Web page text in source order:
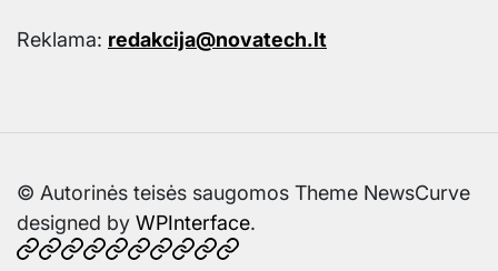
Reklama: redakcija@novatech.lt
© Autorinės teisės saugomos Theme NewsCurve
designed by WPInterface.
Pradžia
Technologijos
ITKompiuterija
Telefonai
Spausdintuvai
Kasetės
Patarimai
DalysKontaktai